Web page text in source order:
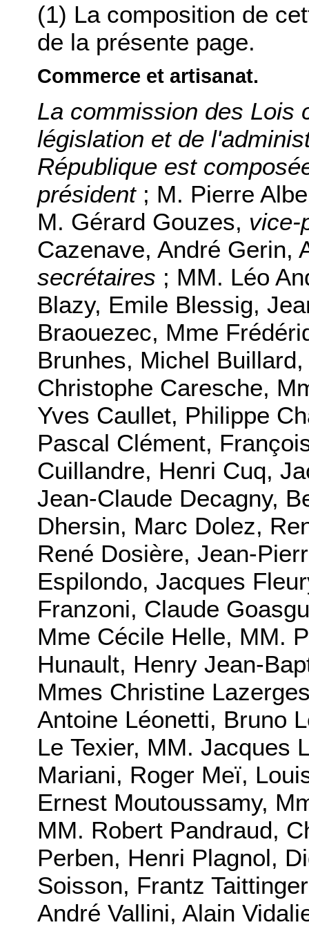
(1) La composition de
de la présente page.
Commerce et artisanat.
La commission des Lois
législation et de
République est
président ; M. Pierre
M. Gérard Gouzes, vice-
Cazenave, André Gerin,
secrétaires ; MM. Léo
Blazy, Emile Blessig,
Braouezec, Mme
Brunhes, Michel
Christophe Caresche,
Yves Caullet, Philippe
Pascal Clément,
Cuillandre, Henri Cuq,
Jean-Claude Decagny,
Dhersin, Marc Dolez,
René Dosière, Jean-
Espilondo, Jacques
Franzoni, Claude
Mme Cécile Helle, MM.
Hunault, Henry Jean-
Mmes Christine
Antoine Léonetti, Bruno
Le Texier, MM. Jacques
Mariani, Roger Meï,
Ernest Moutoussamy,
MM. Robert Pandraud,
Perben, Henri Plagnol,
Soisson, Frantz
André Vallini, Alain